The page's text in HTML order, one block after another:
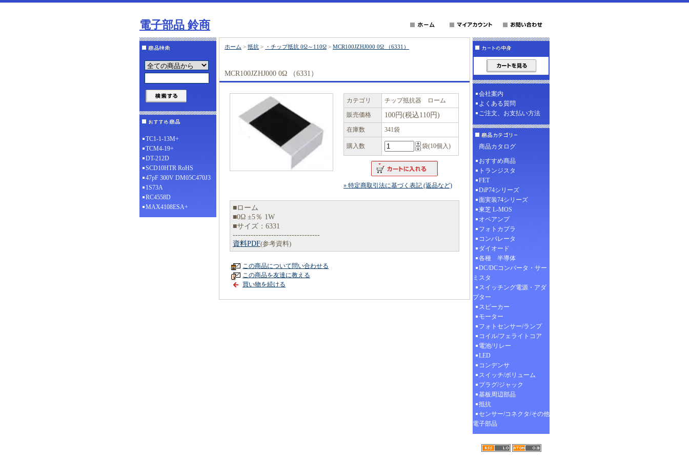
電子部品 鈴商
TC1-1-13M+
TCM4-19+
DT-212D
SCD10HTR RoHS
47pF 300V DM05C470J3
1S73A
RC4558D
MAX4108ESA+
ホーム > 抵抗 > ・チップ抵抗 0Ω～110Ω > MCR100JZHJ000 0Ω （6331）
MCR100JZHJ000 0Ω （6331）
カテゴリ
チップ抵抗器 ローム
販売価格
100円(税込110円)
在庫数 341袋
購入数 袋(10個入)
» 特定商取引法に基づく表記 (返品など)
■ローム
■0Ω ±5％ 1W
■サイズ：6331
----------------------------------
資料PDF(参考資料)
この商品について問い合わせる
この商品を友達に教える
買い物を続ける
会社案内
よくある質問
ご注文、お支払い方法
商品カタログ
おすすめ商品
トランジスタ
FET
DiP74シリーズ
面実装74シリーズ
東芝 L-MOS
オペアンプ
フォトカプラ
コンパレータ
ダイオード
各種 半導体
DC/DCコンバータ・サー
ミスタ
スイッチング電源・アダ
プター
スピーカー
モーター
フォトセンサー/ランプ
コイル/フェライトコア
電池/リレー
LED
コンデンサ
スイッチ/ボリューム
プラグ/ジャック
基板周辺部品
抵抗
センサー/コネクタ/その他
電子部品